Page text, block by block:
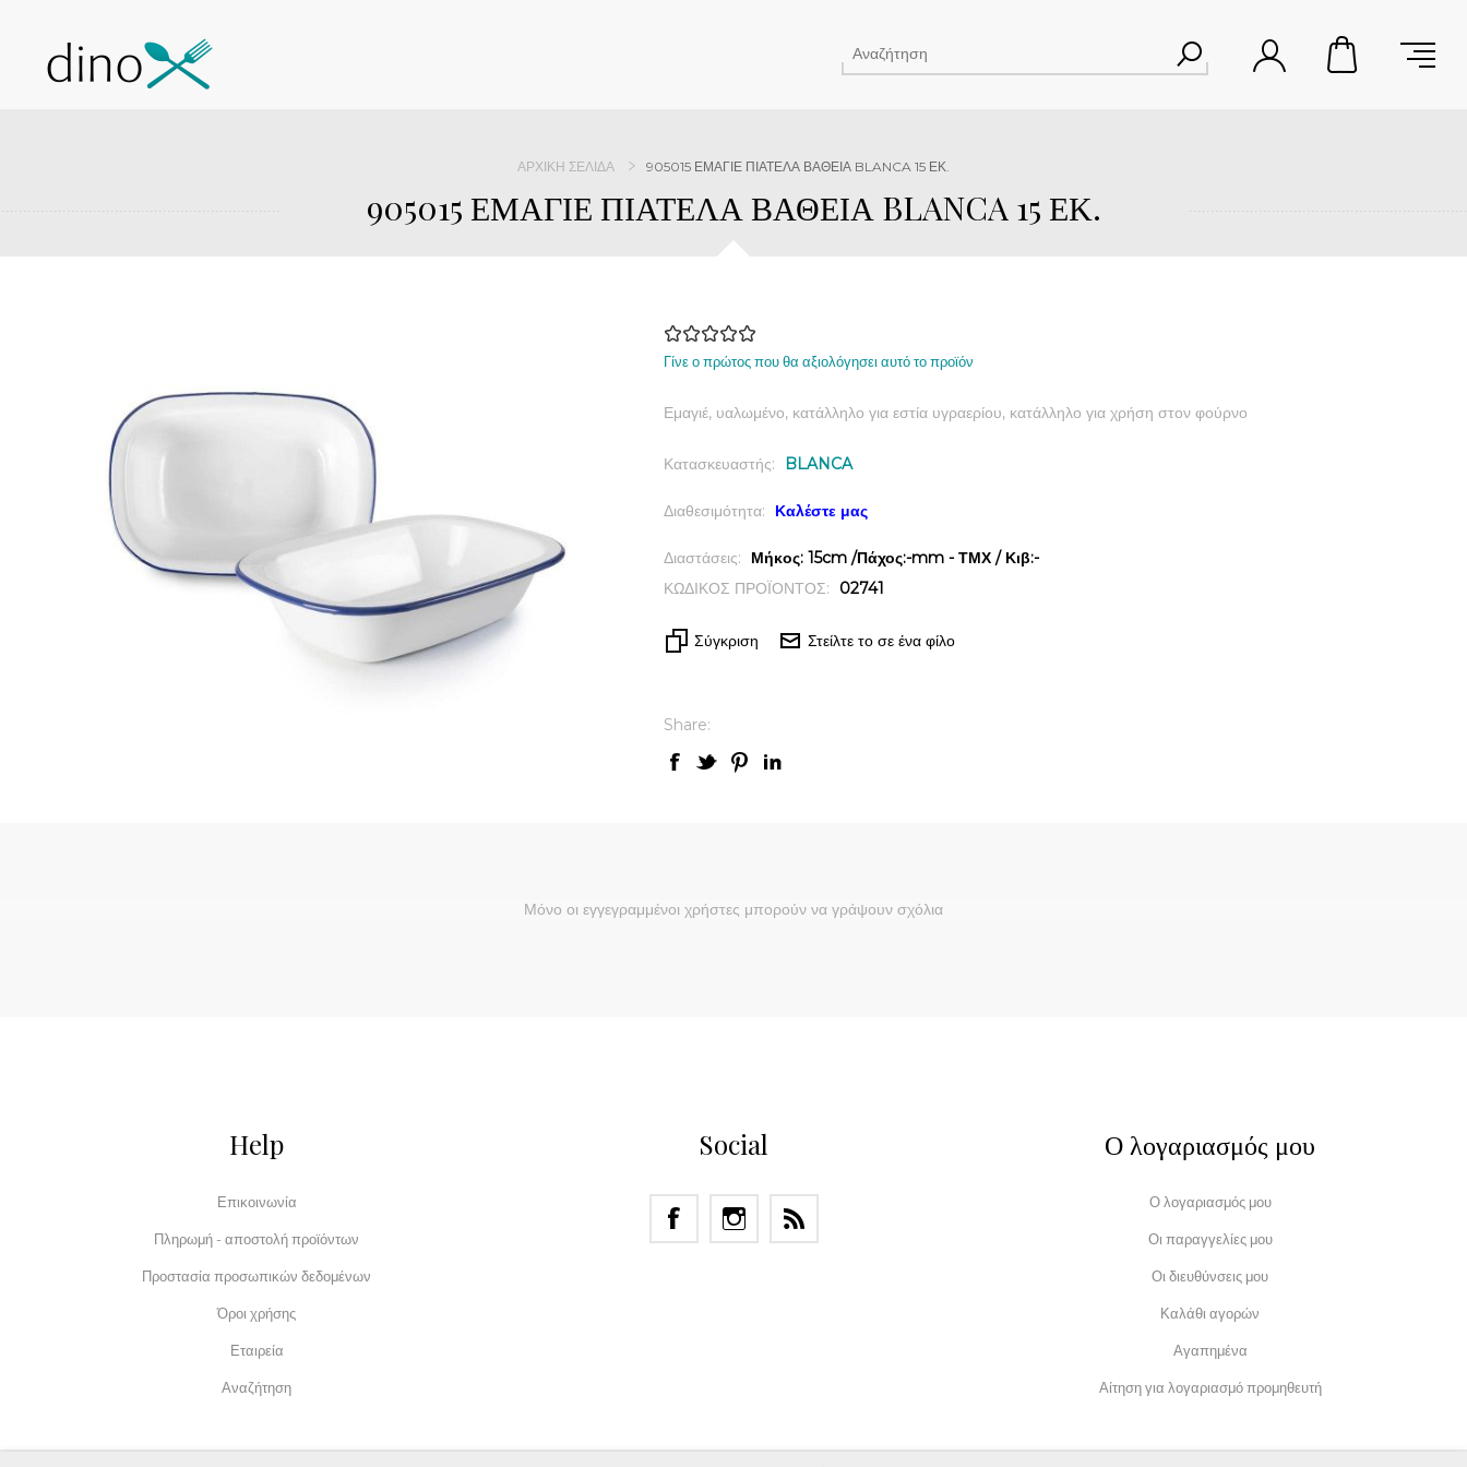
ΑΡΧΙΚΉ ΣΕΛΊΔΑ 905015 ΕΜΑΓΙΕ ΠΙΑΤΕΛΑ ΒΑΘΕΙΑ BLANCA 15 ΕΚ.
905015 ΕΜΑΓΙΕ ΠΙΑΤΕΛΑ ΒΑΘΕΙΑ BLANCA 15 ΕΚ.
Γίνε ο πρώτος που θα αξιολόγησει αυτό το προϊόν
Εμαγιέ, υαλωμένο, κατάλληλο για εστία υγραερίου, κατάλληλο για χρήση στον φούρνο
Κατασκευαστής: BLANCA
Διαθεσιμότητα: Καλέστε μας
Διαστάσεις:
Μήκος: 15cm /Πάχος:-mm - ΤΜΧ / Κιβ:-
ΚΩΔΙΚΟΣ ΠΡΟΪΟΝΤΟΣ:
02741
Σύγκριση Στείλτε το σε ένα φίλο
Share:
Μόνο οι εγγεγραμμένοι χρήστες μπορούν να γράψουν σχόλια
Help
Επικοινωνία
Πληρωμή - αποστολή προϊόντων
Προστασία προσωπικών δεδομένων
Όροι χρήσης
Εταιρεία
Αναζήτηση
Social Ο λογαριασμός μου
Ο λογαριασμός μου
Οι παραγγελίες μου
Οι διευθύνσεις μου
Καλάθι αγορών
Αγαπημένα
Αίτηση για λογαριασμό προμηθευτή